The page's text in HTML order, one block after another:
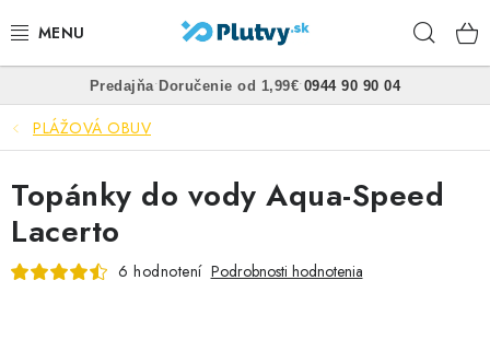
na
PLÁVANIE
ŠNORCHLOVANIE
FREEDIVING
SPEARFISHING
Predajňa• Doručenie od 1,99€• 0944 90 90 04
PLÁŽOVÁ OBUV
Topánky do vody Aqua-Speed
Lacerto
6 hodnotení Podrobnosti hodnotenia